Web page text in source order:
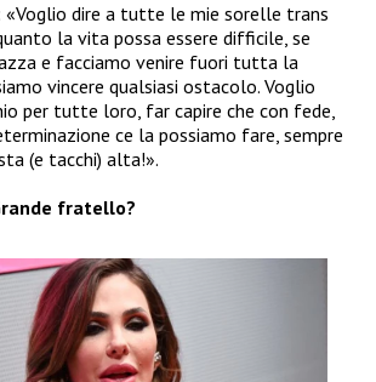
«Voglio dire a tutte le mie sorelle trans
la vita possa essere difficile, se
e facciamo venire fuori tutta la
vincere qualsiasi ostacolo. Voglio
per tutte loro, far capire che con fede,
ce la possiamo fare, sempre
(e tacchi) alta!».
fratello?